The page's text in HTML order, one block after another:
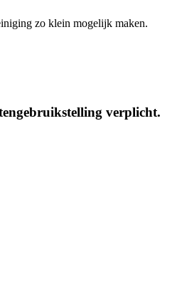
zo klein mogelijk maken.
verplicht.